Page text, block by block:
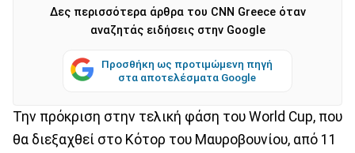
Δες περισσότερα άρθρα του CNN Greece όταν
αναζητάς ειδήσεις στην Google
Προσθήκη ως προτιμώμενη πηγή
στα αποτελέσματα Google
Την πρόκριση στην τελική φάση του World Cup, που
θα διεξαχθεί στο Κότορ του Μαυροβουνίου, από 11